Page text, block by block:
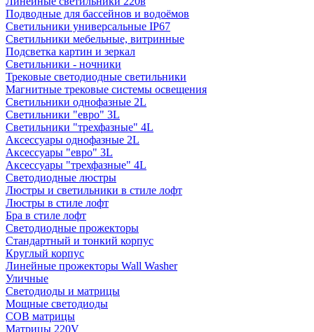
Подводные для бассейнов и водоёмов
Светильники универсальные IP67
Светильники мебельные, витринные
Подсветка картин и зеркал
Светильники - ночники
Трековые светодиодные светильники
Магнитные трековые системы освещения
Светильники однофазные 2L
Светильники "евро" 3L
Светильники "трехфазные" 4L
Аксессуары однофазные 2L
Аксессуары "евро" 3L
Аксессуары "трехфазные" 4L
Светодиодные люстры
Люстры и светильники в стиле лофт
Люстры в стиле лофт
Бра в стиле лофт
Светодиодные прожекторы
Стандартный и тонкий корпус
Круглый корпус
Линейные прожекторы Wall Washer
Уличные
Светодиоды и матрицы
Мощные светодиоды
COB матрицы
Матрицы 220V